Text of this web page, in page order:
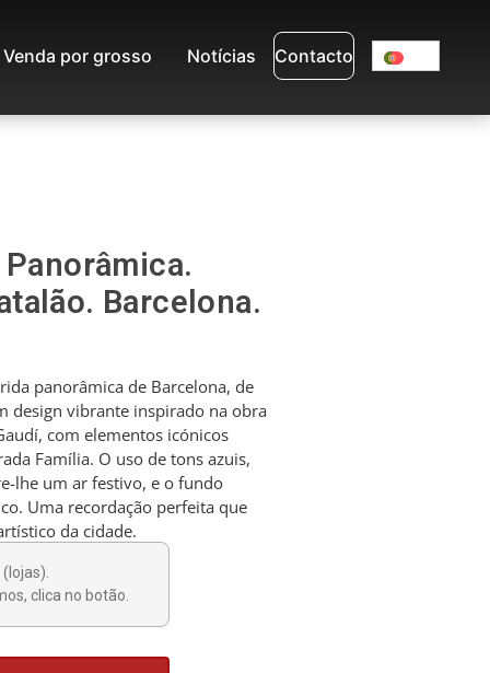
Venda por grosso Notícias Contacto
Barcelona.
panorâmica de Barcelona, de
design vibrante inspirado na obra
com elementos icónicos
Família. O uso de tons azuis,
lhe um ar festivo, e o fundo
Uma recordação perfeita que
da cidade.
clica no botão.